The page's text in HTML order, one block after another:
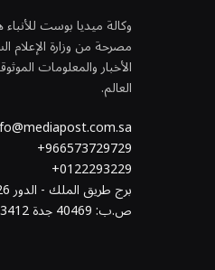
وكالة ميديا بوست للأنباء
مصرحة من وزارة الإعلام
الأخبار والمعلومات
العالم.
966573729729+
0122293229+
برج طريق الملك - الدور 26 طريق الملك عبدالعزيز
ص.ب: 40469 جدة 23412 المملكة العربية السعودية